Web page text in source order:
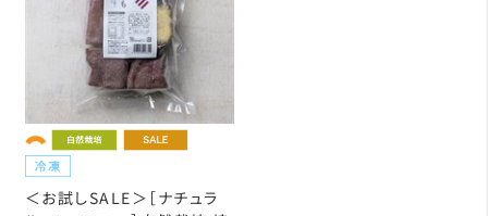
＜お試しSALE＞［ナチュラ